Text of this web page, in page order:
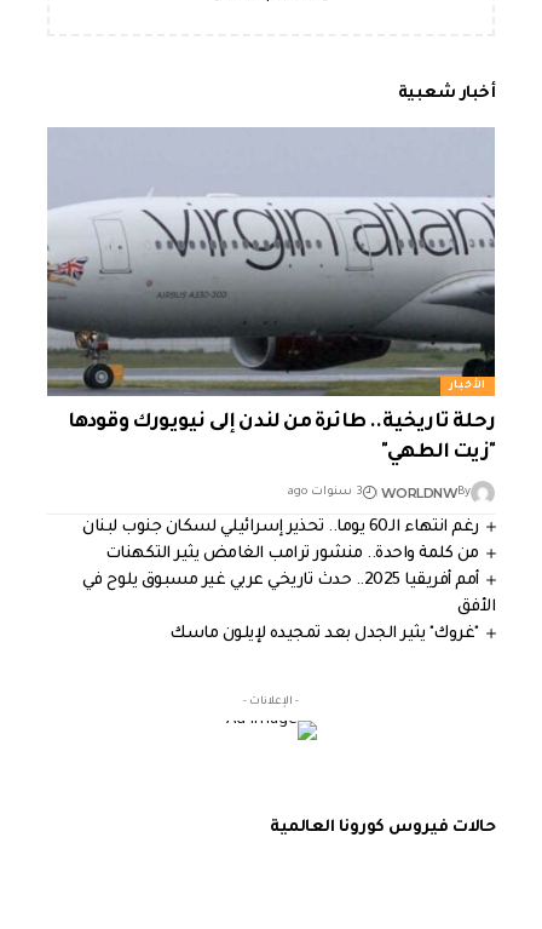
أخبار شعبية
الأخبار
رحلة تاريخية.. طائرة من لندن إلى نيويورك وقودها
"زيت الطهي"
By
WORLDNW 3 سنوات ago
رغم انتهاء الـ60 يوما.. تحذير إسرائيلي لسكان جنوب لبنان
من كلمة واحدة.. منشور ترامب الغامض يثير التكهنات
أمم أفريقيا 2025.. حدث تاريخي عربي غير مسبوق يلوح في
الأفق
"غروك" يثير الجدل بعد تمجيده لإيلون ماسك
- الإعلانات -
حالات فيروس كورونا العالمية